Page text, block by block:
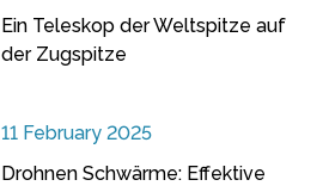
Ein Teleskop der Weltspitze auf
der Zugspitze
11 February 2025
Drohnen Schwärme: Effektive